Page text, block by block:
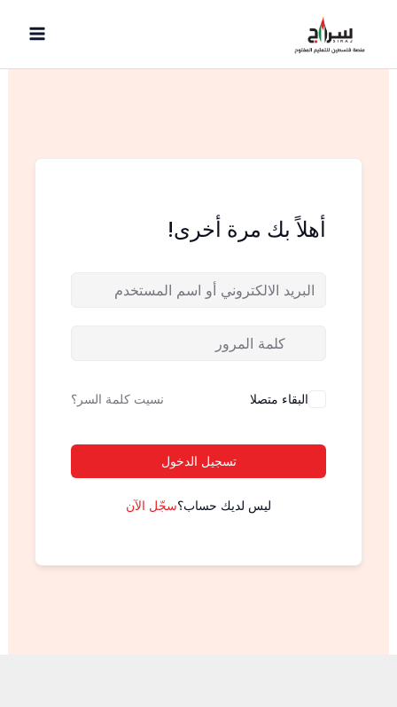
المحتوى
أهلاً بك مرة أخرى!
البقاء متصلا نسيت كلمة السر؟
تسجيل الدخول
ليس لديك حساب؟سجّل الآن